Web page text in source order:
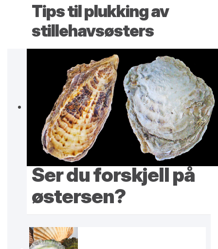
Tips til plukking av
stillehavsøsters
Ser du forskjell på
østersen?